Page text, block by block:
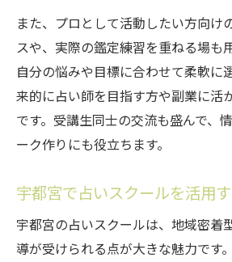
占いスクールで身につく
方
恋愛や職場の悩みに寄り
また、プロとして活動したい方向け
スや、実際の鑑定練習を重ねる場も
自分の悩みや目標に合わせて柔軟に
来的に占い師を目指す方や副業に活
です。受講生同士の交流も盛んで、
ーク作りにも役立ちます。
宇都宮で占いスクールを活用
宇都宮の占いスクールは、地域密着
導が受けられる点が大きな魅力です